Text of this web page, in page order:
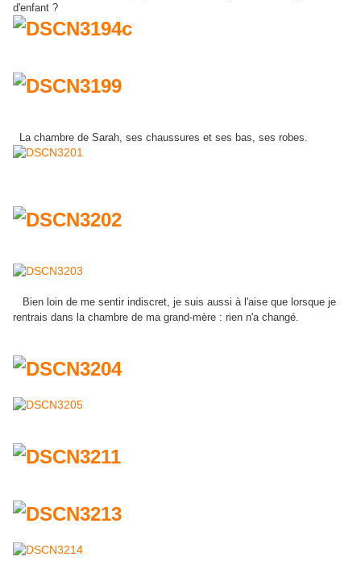
d'enfant ?
La chambre de Sarah, ses chaussures et ses bas, ses robes.
Bien loin de me sentir indiscret, je suis aussi à l'aise que lorsque je
rentrais dans la chambre de ma grand-mère : rien n'a changé.